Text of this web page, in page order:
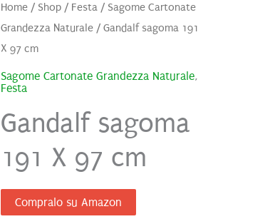
Home/ Shop/ Festa/ Sagome Cartonate
Grandezza Naturale/ Gandalf sagoma 191
X 97 cm
Sagome Cartonate Grandezza Naturale,
Festa
Gandalf sagoma
191 X 97 cm
Compralo su Amazon